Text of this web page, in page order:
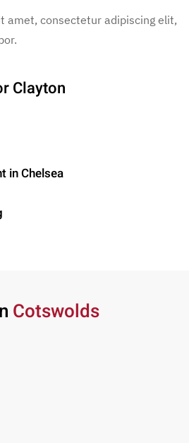
amet, consectetur adipiscing elit,
Clayton
in Chelsea
Cotswolds